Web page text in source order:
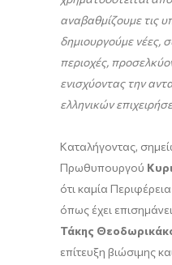
αναβαθμίζουμε τις
δημιουργούμε νέες,
περιοχές,
ενισχύοντας την
ελληνικών
Καταλήγοντας,
Πρωθυπουργού
ότι καμία
όπως έχει
Τάκης
επίτευξη βιώσιμης